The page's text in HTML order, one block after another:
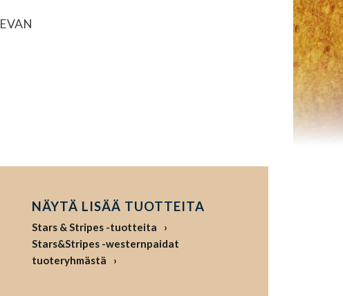
EVAN
NÄYTÄ LISÄÄ TUOTTEITA
Stars & Stripes -tuotteita
Stars&Stripes -westernpaidat
tuoteryhmästä